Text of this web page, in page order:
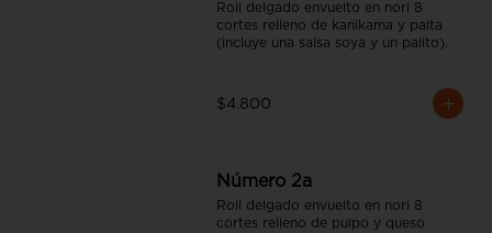
Roll delgado envuelto en nori 8
cortes relleno de kanikama y palta
(incluye una salsa soya y un palito).
$4.800
Número 2a
Roll delgado envuelto en nori 8
cortes relleno de pulpo y queso